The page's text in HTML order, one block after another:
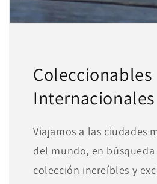
Coleccionables
Internacionales
Viajamos a las ciudades
del mundo, en
colección increíbles y
¿Tienes dudas?